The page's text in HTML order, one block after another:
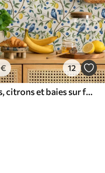
€ 12
Oiseaux bleus, citrons et baies sur fond blanc